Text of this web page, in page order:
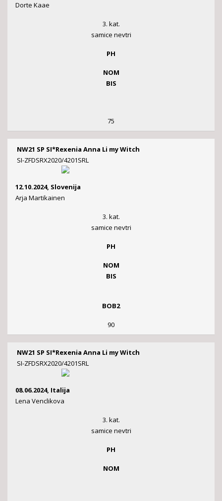
Dorte Kaae
3. kat.
samice nevtri
PH
NOM
BIS
75
NW21 SP SI*Rexenia Anna Li my Witch
SI-ZFDSRX2020/4201SRL
12.10.2024, Slovenija
Arja Martikainen
3. kat.
samice nevtri
PH
NOM
BIS
BOB2
90
NW21 SP SI*Rexenia Anna Li my Witch
SI-ZFDSRX2020/4201SRL
08.06.2024, Italija
Lena Venclikova
3. kat.
samice nevtri
PH
NOM